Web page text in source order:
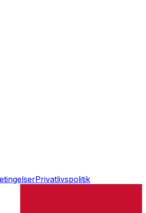
Privatlivspolitik